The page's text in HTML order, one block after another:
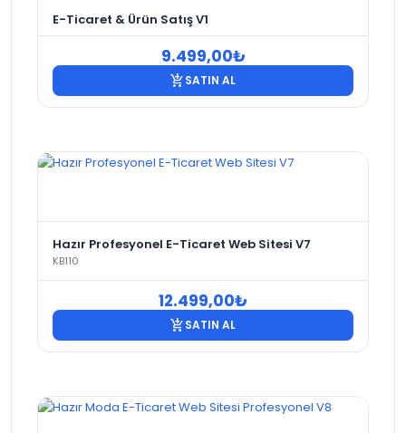
E-Ticaret & Ürün Satış V1
9.499,00₺
add_shopping_cartSATIN AL
Hazır Profesyonel E-Ticaret Web Sitesi V7
KB110
12.499,00₺
add_shopping_cartSATIN AL